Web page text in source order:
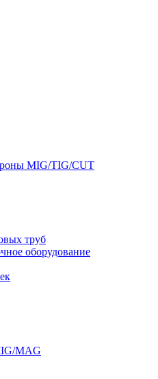
MIG/TIG/CUT
труб
оборудование
MAG